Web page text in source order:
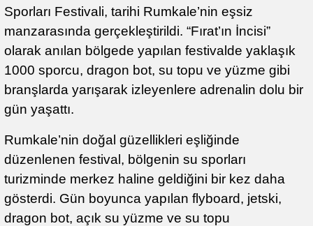
Sporları Festivali, tarihi Rumkale’nin eşsiz
manzarasında gerçekleştirildi. “Fırat’ın İncisi”
olarak anılan bölgede yapılan festivalde yaklaşık
1000 sporcu, dragon bot, su topu ve yüzme gibi
branşlarda yarışarak izleyenlere adrenalin dolu bir
gün yaşattı.
Rumkale’nin doğal güzellikleri eşliğinde
düzenlenen festival, bölgenin su sporları
turizminde merkez haline geldiğini bir kez daha
gösterdi. Gün boyunca yapılan flyboard, jetski,
dragon bot, açık su yüzme ve su topu